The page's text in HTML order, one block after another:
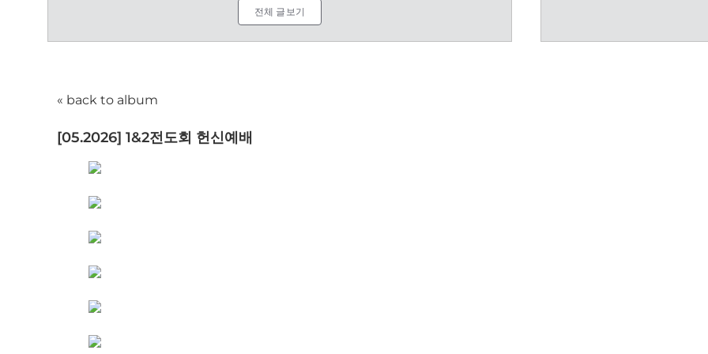
전체 글보기
« back to album
[05.2026] 1&2전도회 헌신예배